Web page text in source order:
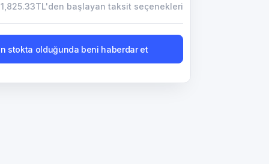
1,825.33TL'den başlayan taksit seçenekleri
stokta olduğunda beni haberdar et